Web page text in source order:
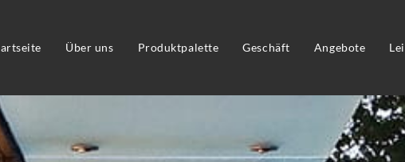
Über uns Produktpalette Geschäft Angebote